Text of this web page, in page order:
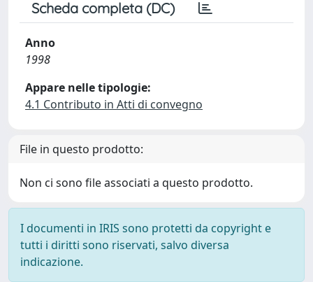
Scheda completa (DC)
Anno
1998
Appare nelle tipologie:
4.1 Contributo in Atti di convegno
File in questo prodotto:
Non ci sono file associati a questo prodotto.
I documenti in IRIS sono protetti da copyright e
tutti i diritti sono riservati, salvo diversa
indicazione.